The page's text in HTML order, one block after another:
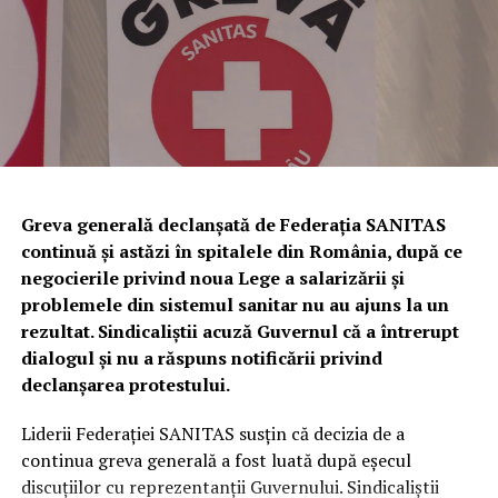
stabilirea și sancționarea contravențiilor silvice.
Totodată, a fost dispusă măsura complementară a
confiscării unei cantități de
338 de kilograme de trufe
evaluate la
81.120 de lei
Urmează verificări privind utilizarea
câinilor pentru identificarea
trufelor
Polițiștii au anunțat că, în perioada următoare,
specialiștii din cadrul Biroului pentru Protecția
Animalelor vor efectua controale privind respectarea
legislației referitoare la deținerea și utilizarea câinilor de
urmă folosiți la identificarea trufelor.
În cazul în care vor fi descoperite abateri, vor fi dispuse
Greva generală declanșată de Federația SANITAS
continuă și astăzi în spitalele din România, după ce
negocierile privind noua Lege a salarizării și
problemele din sistemul sanitar nu au ajuns la un
rezultat. Sindicaliștii acuză Guvernul că a întrerupt
dialogul și nu a răspuns notificării privind
declanșarea protestului.
Liderii Federației SANITAS susțin că decizia de a
continua greva generală a fost luată după eșecul
discuțiilor cu reprezentanții Guvernului. Sindicaliștii